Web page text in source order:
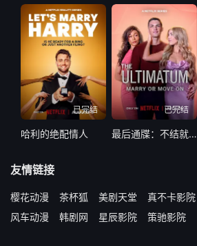
已完结
哈利的绝配情人
已完结
最后通牒：不结就分第四季
友情链接
樱花动漫 茶杯狐 美剧天堂 真不卡影院
风车动漫
韩剧网 星辰影院 策驰影院